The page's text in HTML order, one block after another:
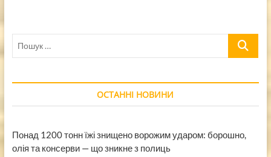
Пошук
ОСТАННІ НОВИНИ
Понад 1200 тонн їжі знищено ворожим ударом: борошно,
олія та консерви — що зникне з полиць